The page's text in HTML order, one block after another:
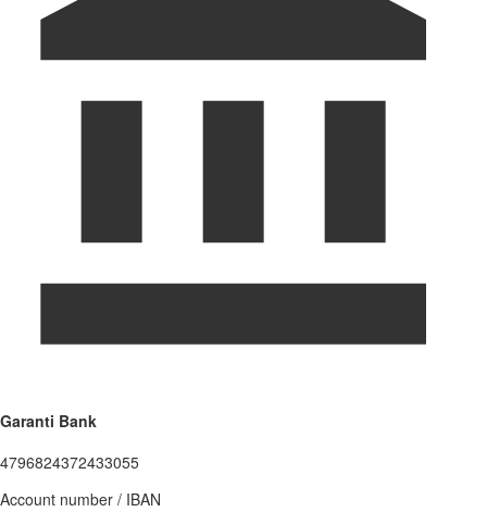
Garanti Bank
4796824372433055
Account number / IBAN